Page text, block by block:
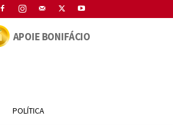
APOIE BONIFÁCIO
POLÍTICA